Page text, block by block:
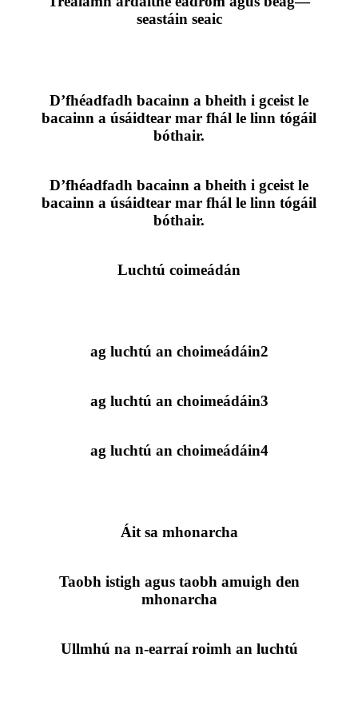
seastáin seaic
D’fhéadfadh bacainn a bheith i gceist le
bacainn a úsáidtear mar fhál le linn tógáil
bóthair.
D’fhéadfadh bacainn a bheith i gceist le
bacainn a úsáidtear mar fhál le linn tógáil
bóthair.
Luchtú coimeádán
ag luchtú an choimeádáin2
ag luchtú an choimeádáin3
ag luchtú an choimeádáin4
Áit sa mhonarcha
Taobh istigh agus taobh amuigh den
mhonarcha
Ullmhú na n-earraí roimh an luchtú